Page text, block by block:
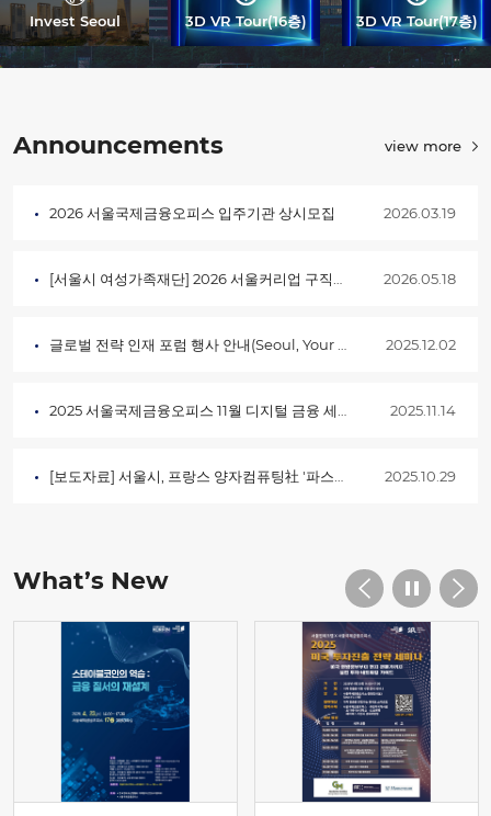
Invest Seoul 3D VR Tour(16층) 3D VR Tour(17층)
Announcements view more
2026 서울국제금융오피스 입주기관 상시모집 2026.03.19
[서울시 여성가족재단] 2026 서울커리업 구직지원금 2차 모집 (~26.06.05) 2026.05.18
글로벌 전략 인재 포럼 행사 안내(Seoul, Your New Chapter) 2025.12.02
2025 서울국제금융오피스 11월 디지털 금융 세미나 2025.11.14
[보도자료] 서울시, 프랑스 양자컴퓨팅社 '파스칼' 유치… AI･반도체 이어 … 2025.10.29
What’s New